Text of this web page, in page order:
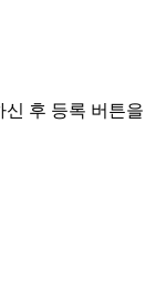
신 후 등록 버튼을